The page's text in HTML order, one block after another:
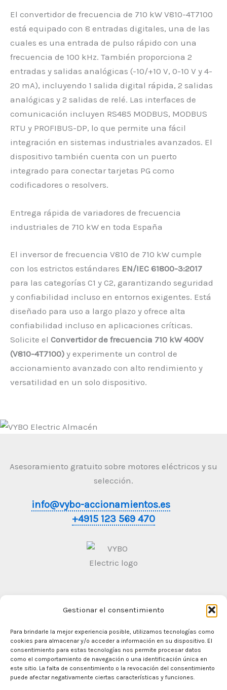
Gestionar el consentimiento
Para brindarle la mejor experiencia posible, utilizamos tecnologías como
cookies para almacenar y/o acceder a información en su dispositivo. El
consentimiento para estas tecnologías nos permite procesar datos
como el comportamiento de navegación o una identificación única en
este sitio. La falta de consentimiento o la revocación del consentimiento
puede afectar negativamente ciertas características y funciones.
El convertidor de frecuencia de 710 kW V810-4T7100
está equipado con 8 entradas digitales, una de las
cuales es una entrada de pulso rápido con una
frecuencia de 100 kHz. También proporciona 2
entradas y salidas analógicas (-10/+10 V, 0-10 V y 4-
20 mA), incluyendo 1 salida digital rápida, 2 salidas
analógicas y 2 salidas de relé. Las interfaces de
comunicación incluyen RS485 MODBUS, MODBUS
RTU y PROFIBUS-DP, lo que permite una fácil
integración en sistemas industriales avanzados. El
dispositivo también cuenta con un puerto
integrado para conectar tarjetas PG como
codificadores o resolvers.
Entrega rápida de variadores de frecuencia
industriales de 710 kW en toda España
El inversor de frecuencia V810 de 710 kW cumple
con los estrictos estándares EN/IEC 61800-3:2017
para las categorías C1 y C2, garantizando seguridad
y confiabilidad incluso en entornos exigentes. Está
diseñado para uso a largo plazo y ofrece alta
confiabilidad incluso en aplicaciones críticas.
Solicite el Convertidor de frecuencia 710 kW 400V
(V810-4T7100) y experimente un control de
accionamiento avanzado con alto rendimiento y
versatilidad en un solo dispositivo.
Asesoramiento gratuito sobre motores eléctricos y su
selección.
info@vybo-accionamientos.es
+4915 123 569 470
Politica de
Privacidad
En casa